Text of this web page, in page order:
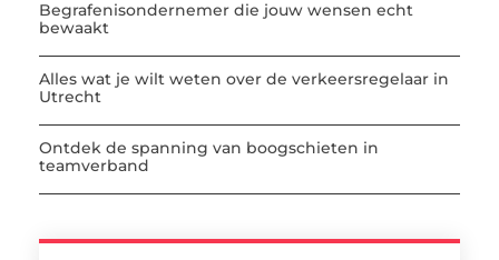
Begrafenisondernemer die jouw wensen echt
bewaakt
Alles wat je wilt weten over de verkeersregelaar in
Utrecht
Ontdek de spanning van boogschieten in
teamverband